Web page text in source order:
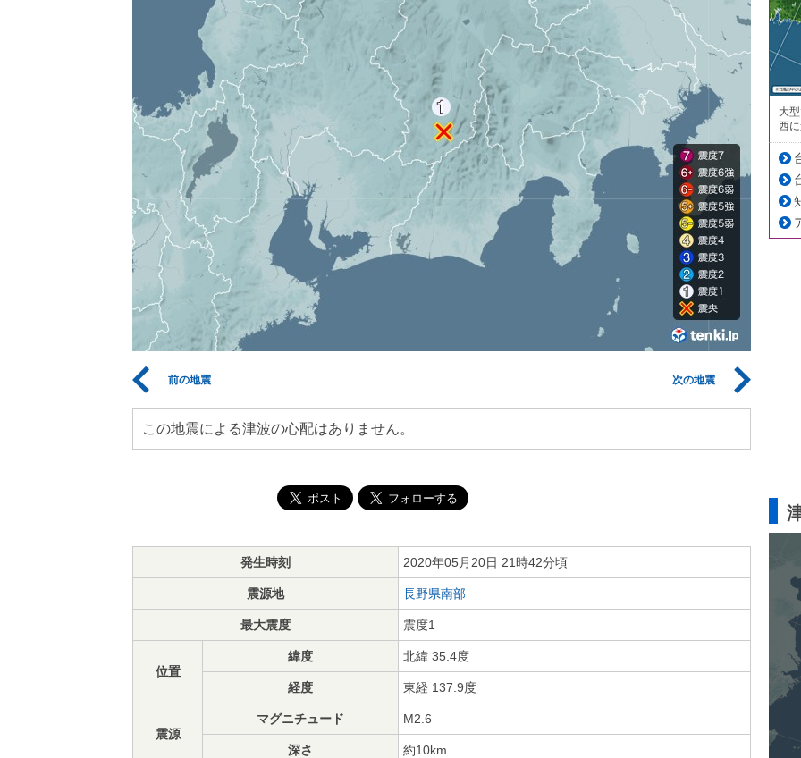
前の地震 次の地震
この地震による津波の心配はありません。
発生時刻 2020年05月20日 21時42分頃
震源地 長野県南部
最大震度 震度1
位置
緯度 北緯 35.4度
経度 東経 137.9度
震源
マグニチュード M2.6
深さ 約10km
大
西